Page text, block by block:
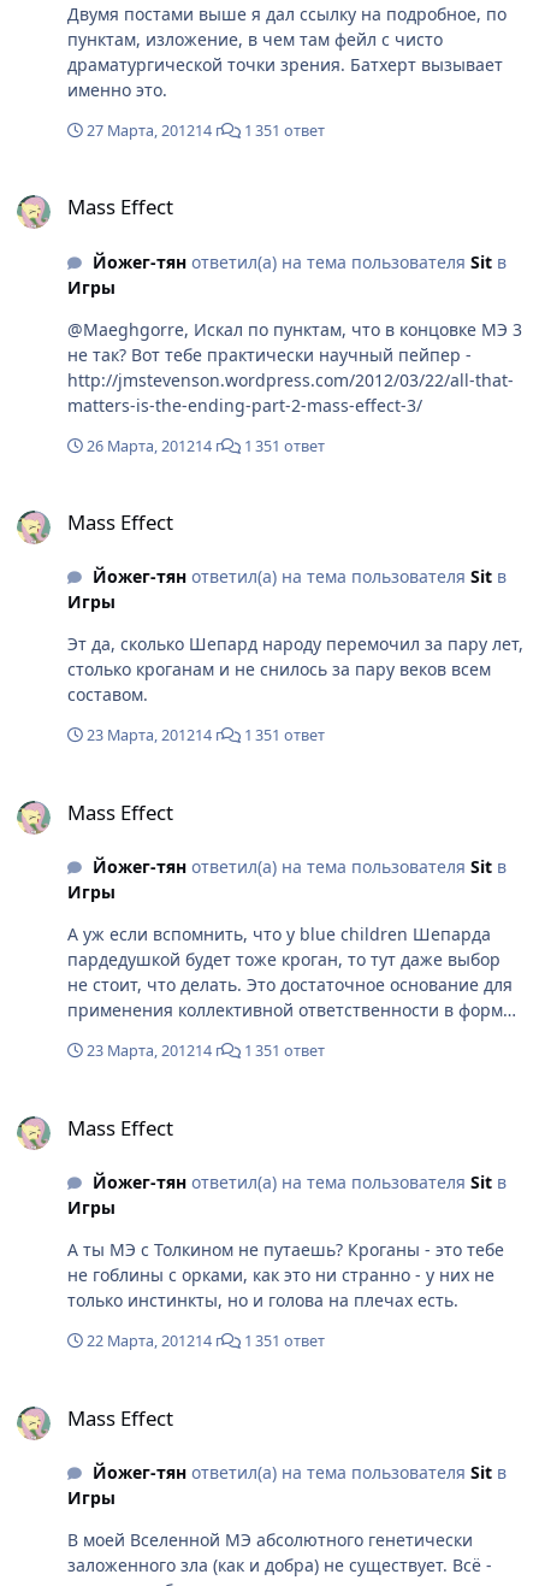
Двумя постами выше я дал ссылку на подробное, по
пунктам, изложение, в чем там фейл с чисто
драматургической точки зрения. Батхерт вызывает
именно это.
27 Марта, 201214 г 1 351 ответ
Mass Effect
Йожег-тянответил(а) на тема пользователя Sitв
Игры
@Maeghgorre, Искал по пунктам, что в концовке МЭ 3
не так? Вот тебе практически научный пейпер -
http://jmstevenson.wordpress.com/2012/03/22/all-that-
matters-is-the-ending-part-2-mass-effect-3/
26 Марта, 201214 г 1 351 ответ
Mass Effect
Йожег-тянответил(а) на тема пользователя Sitв
Игры
Эт да, сколько Шепард народу перемочил за пару лет,
столько кроганам и не снилось за пару веков всем
составом.
23 Марта, 201214 г 1 351 ответ
Mass Effect
Йожег-тянответил(а) на тема пользователя Sitв
Игры
А уж если вспомнить, что у blue children Шепарда
пардедушкой будет тоже кроган, то тут даже выбор
не стоит, что делать. Это достаточное основание для
применения коллективной ответственности в форме
23 Марта, 201214 г 1 351 ответ
Mass Effect
Йожег-тянответил(а) на тема пользователя Sitв
Игры
А ты МЭ с Толкином не путаешь? Кроганы - это тебе
не гоблины с орками, как это ни странно - у них не
только инстинкты, но и голова на плечах есть.
22 Марта, 201214 г 1 351 ответ
Mass Effect
Йожег-тянответил(а) на тема пользователя Sitв
Игры
В моей Вселенной МЭ абсолютного генетически
заложенного зла (как и добра) не существует. Всё -